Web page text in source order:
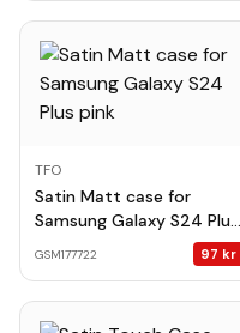
TFO
Satin Matt case for
Samsung Galaxy S24 Plus
GSM177722 97 kr